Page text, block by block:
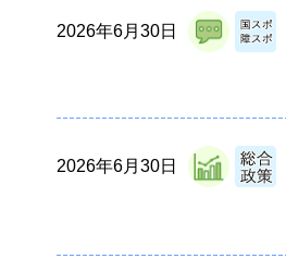
2026年6月30日
2026年6月30日